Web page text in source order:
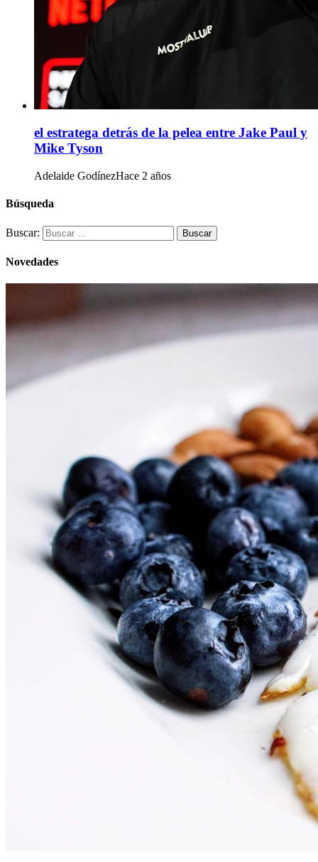
el estratega detrás de la pelea entre Jake Paul y
Mike Tyson
Adelaide GodínezHace 2 años
Búsqueda
Buscar:
Novedades